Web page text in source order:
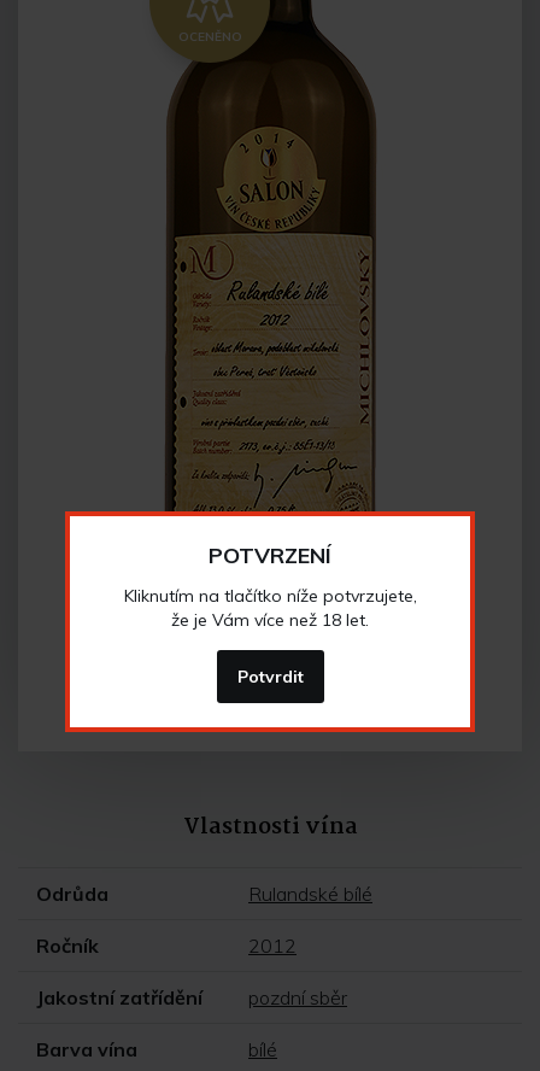
OCENĚNO
Vlastnosti vína
Odrůda Rulandské bílé
Ročník 2012
Jakostní zatřídění pozdní sběr
Barva vína bílé
POTVRZENÍ
Kliknutím na tlačítko níže potvrzujete,
že je Vám více než 18 let.
Potvrdit